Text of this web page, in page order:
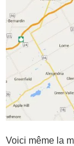
Voici même la